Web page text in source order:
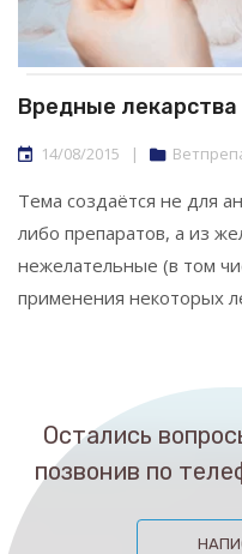
Вредные лекарства
14/08/2015 |
Тема создаётся не для
либо препаратов, а из
нежелательные (в том
применения некоторых
Остались
позвонив по